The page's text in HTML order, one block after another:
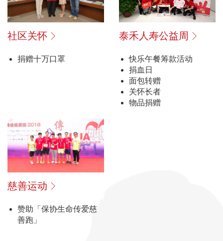
社区关怀
捐赠十万口罩
泰禾人寿公益周
快乐午餐筹款活动
捐血日
面包转赠
关怀长者
物品捐赠
慈善运动
赞助「保协生命传爱慈
善跑」